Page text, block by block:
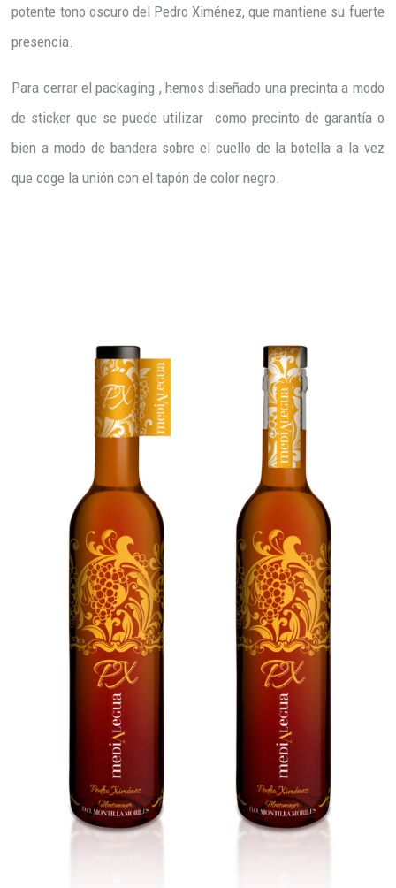
potente tono oscuro del Pedro Ximénez, que mantiene su fuerte
presencia.
Para cerrar el packaging , hemos diseñado una precinta a modo
de sticker que se puede utilizar como precinto de garantía o
bien a modo de bandera sobre el cuello de la botella a la vez
que coge la unión con el tapón de color negro.